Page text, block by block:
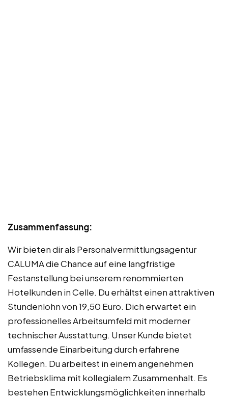
Zusammenfassung:
Wir bieten dir als Personalvermittlungsagentur
CALUMA die Chance auf eine langfristige
Festanstellung bei unserem renommierten
Hotelkunden in Celle. Du erhältst einen attraktiven
Stundenlohn von 19,50 Euro. Dich erwartet ein
professionelles Arbeitsumfeld mit moderner
technischer Ausstattung. Unser Kunde bietet
umfassende Einarbeitung durch erfahrene
Kollegen. Du arbeitest in einem angenehmen
Betriebsklima mit kollegialem Zusammenhalt. Es
bestehen Entwicklungsmöglichkeiten innerhalb